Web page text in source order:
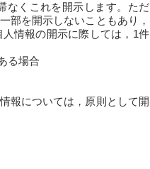
なくこれを開示します。ただ
部を開示しないこともあり，
情報の開示に際しては，1件
る場合
報については，原則として開